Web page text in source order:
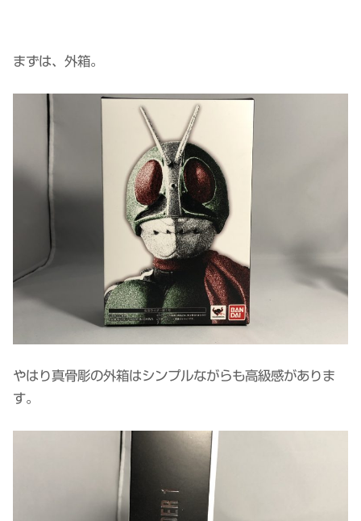
まずは、外箱。
やはり真骨彫の外箱はシンプルながらも高級感がありま
す。